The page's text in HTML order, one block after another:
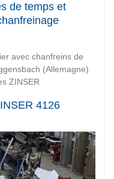
de temps et
avec chanfreins de
(Allemagne)
ZINSER
4126